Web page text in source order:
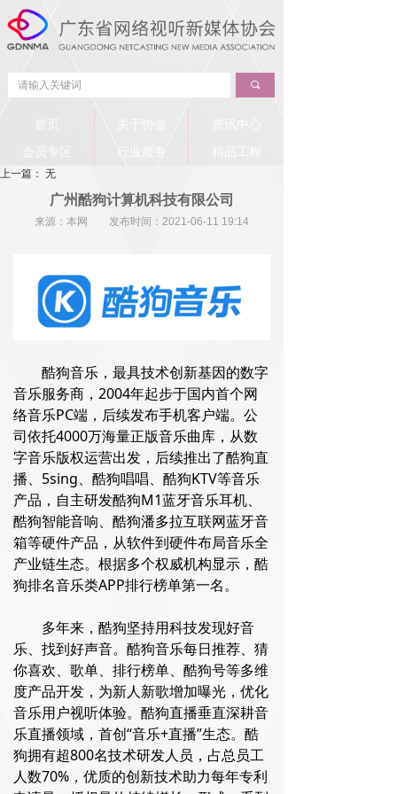
会员专区
首页
끠
广州酷狗计算机科技有限公司
酷狗音乐，最具技术创新基因的数字
音乐服务商，2004年起步于国内首个网
络音乐PC端，后续发布手机客户端。公
司依托4000万海量正版音乐曲库，从数
字音乐版权运营出发，后续推出了酷狗直
播、5sing、酷狗唱唱、酷狗KTV等音乐
产品，自主研发酷狗M1蓝牙音乐耳机、
酷狗智能音响、酷狗潘多拉互联网蓝牙音
箱等硬件产品，从软件到硬件布局音乐全
产业链生态。根据多个权威机构显示，酷
狗排名音乐类APP排行榜单第一名。
多年来，酷狗坚持用科技发现好音
乐、找到好声音。酷狗音乐每日推荐、猜
你喜欢、歌单、排行榜单、酷狗号等多维
度产品开发，为新人新歌增加曝光，优化
音乐用户视听体验。酷狗直播垂直深耕音
乐直播领域，首创“音乐+直播”生态。酷
狗拥有超800名技术研发人员，占总员工
人数70%，优质的创新技术助力每年专利
来源：本网 发布时间： 2021-06-11 19:14
上一篇： 无